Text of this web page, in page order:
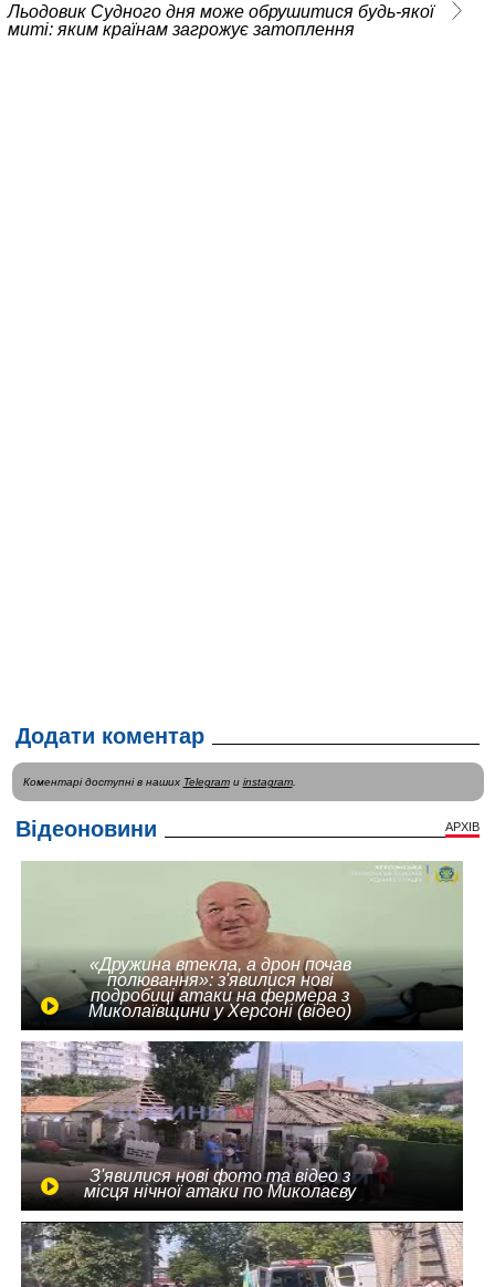
Льодовик Судного дня може обрушитися будь-якої
миті: яким країнам загрожує затоплення
Додати коментар
Коментарі доступні в наших Telegramи instagram.
Відеоновини АРХІВ
«Дружина втекла, а дрон почав
полювання»: з'явилися нові
подробиці атаки на фермера з
Миколаївщини у Херсоні (відео)
З'явилися нові фото та відео з
місця нічної атаки по Миколаєву